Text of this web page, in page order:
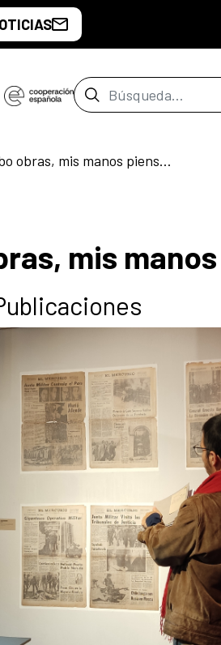
Barra de
Cuando escribo obras, mis manos piensan libros
mis